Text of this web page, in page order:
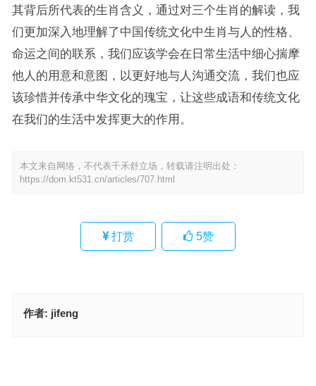
其背后所代表的生肖含义，通过对三个生肖的解读，我
们更加深入地理解了中国传统文化中生肖与人的性格、
命运之间的联系，我们应该学会在日常生活中细心揣摩
他人的用意和意图，以更好地与人沟通交流，我们也应
该珍惜并传承中华文化的瑰宝，让这些成语和传统文化
在我们的生活中发挥更大的作用。
本文来自网络，不代表千禾舒立场，转载请注明出处：
https://dom.kt531.cn/articles/707.html
打赏 5赞
作者: jifeng